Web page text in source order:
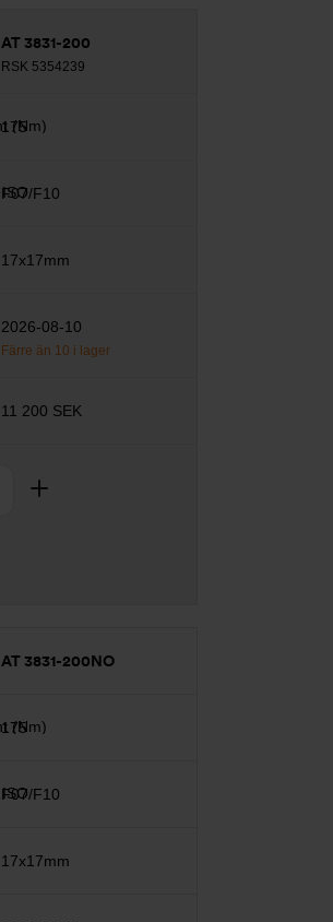
AT 3831-200
RSK 5354239
175
F07/F10
17x17mm
2026-08-10
Färre än 10 i lager
11 200 SEK
AT 3831-200NO
175
F07/F10
17x17mm